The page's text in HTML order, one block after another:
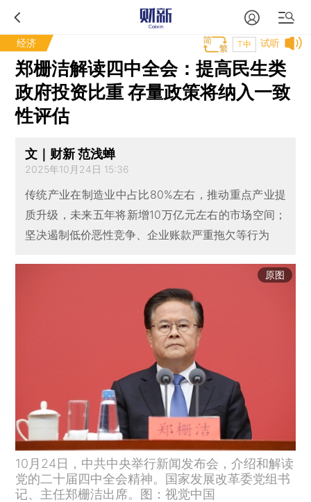
经济 试听
T中
郑栅洁解读四中全会：提高民生类
政府投资比重 存量政策将纳入一致
性评估
文｜财新 范浅蝉
2025年10月24日 15:36
传统产业在制造业中占比80%左右，推动重点产业提
质升级，未来五年将新增10万亿元左右的市场空间；
坚决遏制低价恶性竞争、企业账款严重拖欠等行为
原图
10月24日，中共中央举行新闻发布会，介绍和解读
党的二十届四中全会精神。国家发展改革委党组书
记、主任郑栅洁出席。图：视觉中国